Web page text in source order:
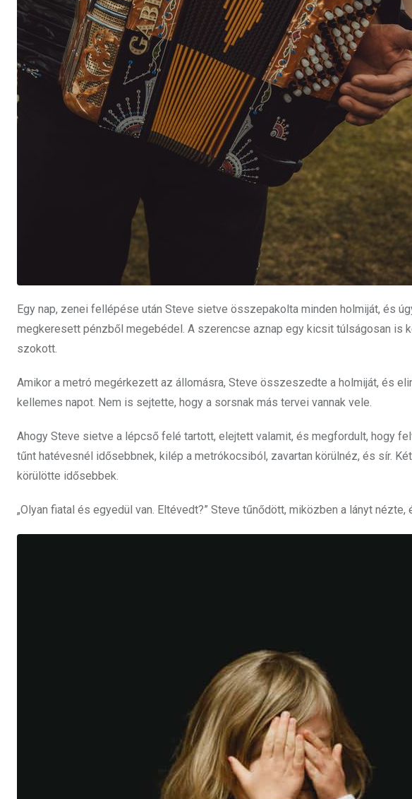
Egy nap, zenei fellépése után Steve sietve összepakolta minden holmiját, és
megkeresett pénzből megebédel. A szerencse aznap egy kicsit túlságosan is
szokott.
Amikor a metró megérkezett az állomásra, Steve összeszedte a holmiját, és
kellemes napot. Nem is sejtette, hogy a sorsnak más tervei vannak vele.
Ahogy Steve sietve a lépcső felé tartott, elejtett valamit, és megfordult, hogy
tűnt hatévesnél idősebbnek, kilép a metrókocsiból, zavartan körülnéz, és sír.
körülötte idősebbek.
„Olyan fiatal és egyedül van. Eltévedt?” Steve tűnődött, miközben a lányt